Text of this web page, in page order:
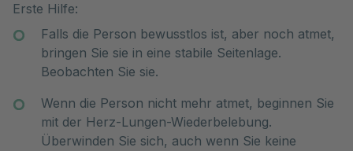
Erste Hilfe:
Falls die Person bewusstlos ist, aber noch atmet,
bringen Sie sie in eine stabile Seitenlage.
Beobachten Sie sie.
Wenn die Person nicht mehr atmet, beginnen Sie
mit der Herz-Lungen-Wiederbelebung.
Überwinden Sie sich, auch wenn Sie keine